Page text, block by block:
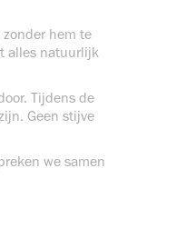
hem te
alles natuurlijk
Tijdens de
Geen stijve
we samen